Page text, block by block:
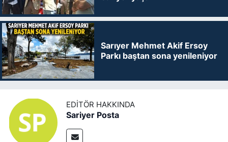
Sarıyer Mehmet Akif Ersoy
Parkı baştan sona yenileniyor
EDITÖR HAKKINDA
Sariyer Posta